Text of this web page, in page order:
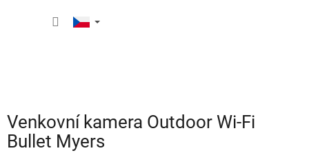
Venkovní kamera Outdoor Wi-Fi
Bullet Myers